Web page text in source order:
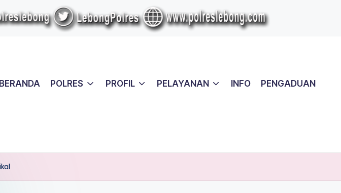
BERANDA POLRES PROFIL PELAYANAN INFO PENGADUAN